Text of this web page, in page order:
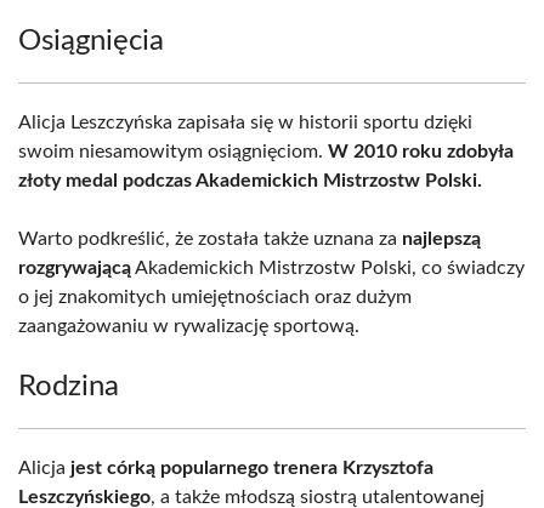
Osiągnięcia
Alicja Leszczyńska zapisała się w historii sportu dzięki
swoim niesamowitym osiągnięciom. W 2010 roku zdobyła
złoty medal podczas Akademickich Mistrzostw Polski.
Warto podkreślić, że została także uznana za najlepszą
rozgrywającąAkademickich Mistrzostw Polski, co świadczy
o jej znakomitych umiejętnościach oraz dużym
zaangażowaniu w rywalizację sportową.
Rodzina
Alicja jest córką popularnego trenera Krzysztofa
Leszczyńskiego, a także młodszą siostrą utalentowanej